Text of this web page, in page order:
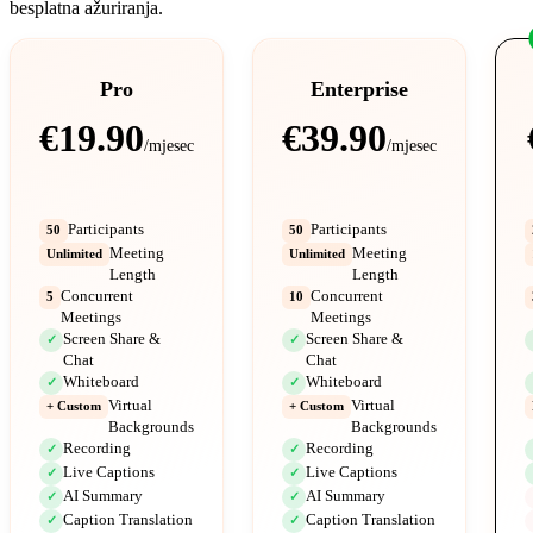
besplatna ažuriranja.
Pro
€19.90/mjesec
50 Participants
Unlimited
Meeting
Length
5 Concurrent
Meetings
✓ Screen Share &
Chat
✓ Whiteboard
+ Custom Virtual
Backgrounds
✓ Recording
✓ Live Captions
✓ AI Summary
✓ Caption Translation
Enterprise
€39.90/mjesec
50 Participants
Unlimited
Meeting
Length
10 Concurrent
Meetings
✓ Screen Share &
Chat
✓ Whiteboard
+ Custom Virtual
Backgrounds
✓ Recording
✓ Live Captions
✓ AI Summary
✓ Caption Translation